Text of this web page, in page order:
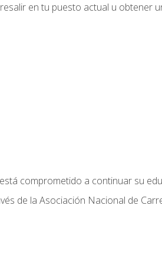
en tu puesto actual u obtener
comprometido a continuar su
de la Asociación Nacional de